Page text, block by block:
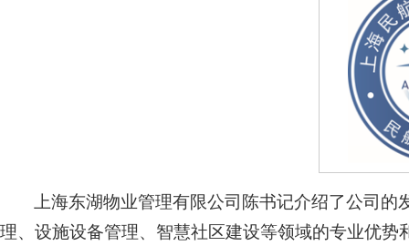
上海东湖物业管理有限公司陈书记介绍了公司
理、设施设备管理、智慧社区建设等领域的专业优